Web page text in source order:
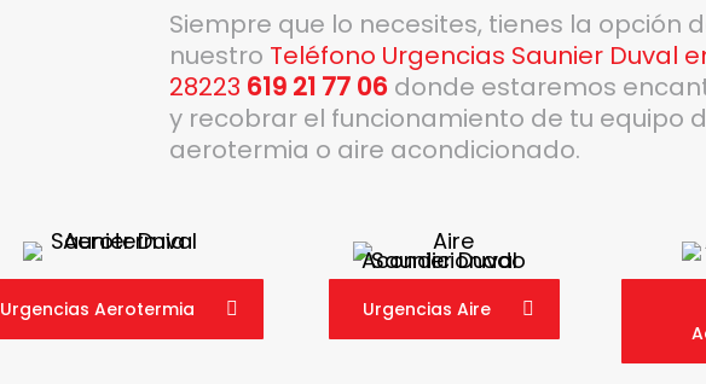
Siempre que lo necesites, tienes la opción
nuestro Teléfono Urgencias Saunier Duval
28223 619 21 77 06 donde estaremos
y recobrar el funcionamiento de tu equipo
aerotermia o aire acondicionado.
Urgencias Aerotermia Urgencias Aire